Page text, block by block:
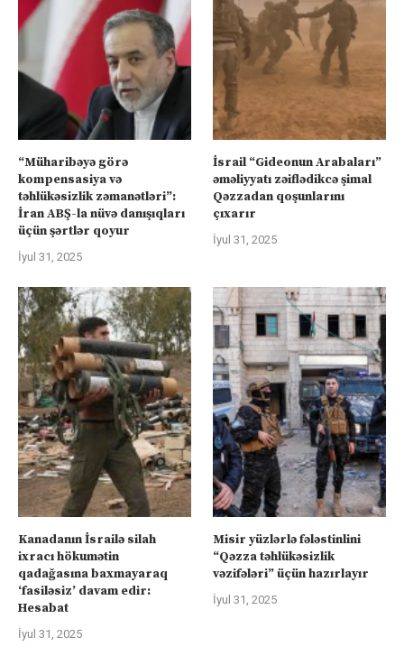
“Müharibəyə görə
kompensasiya və
təhlükəsizlik zəmanətləri”:
İran ABŞ-la nüvə danışıqları
üçün şərtlər qoyur
İyul 31, 2025
İsrail “Gideonun Arabaları”
əməliyyatı zəiflədikcə şimal
Qəzzadan qoşunlarını
çıxarır
İyul 31, 2025
Kanadanın İsrailə silah
ixracı hökumətin
qadağasına baxmayaraq
‘fasiləsiz’ davam edir:
Hesabat
İyul 31, 2025
Misir yüzlərlə fələstinlini
“Qəzza təhlükəsizlik
vəzifələri” üçün hazırlayır
İyul 31, 2025